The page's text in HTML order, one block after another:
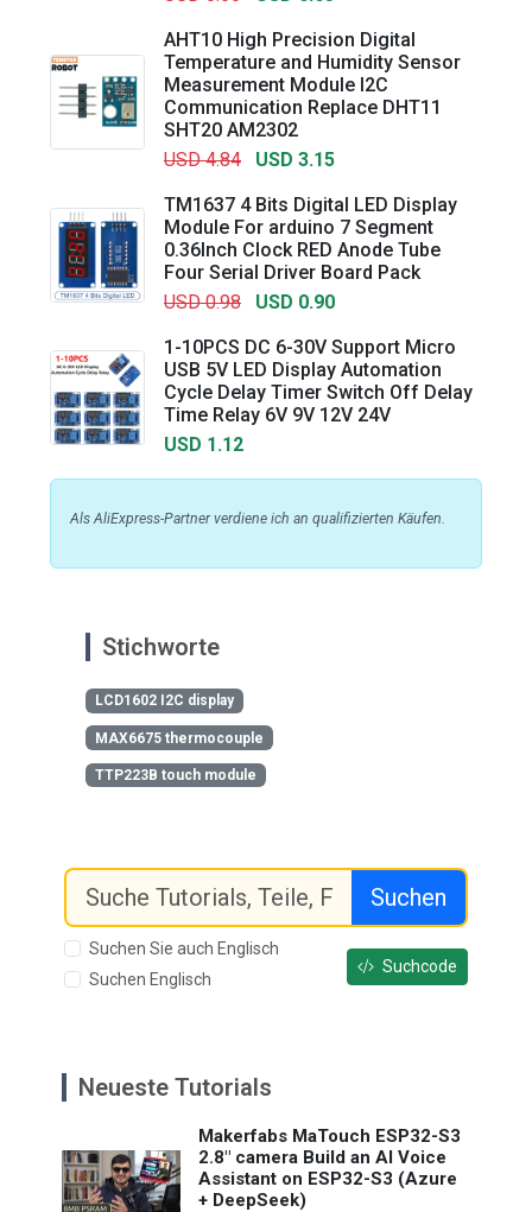
AHT10 High Precision Digital
Temperature and Humidity Sensor
Measurement Module I2C
Communication Replace DHT11
SHT20 AM2302
USD 4.84
USD 3.15
TM1637 4 Bits Digital LED Display
Module For arduino 7 Segment
0.36Inch Clock RED Anode Tube
Four Serial Driver Board Pack
USD 0.98
USD 0.90
1-10PCS DC 6-30V Support Micro
USB 5V LED Display Automation
Cycle Delay Timer Switch Off Delay
Time Relay 6V 9V 12V 24V
USD 1.12
Als AliExpress-Partner verdiene ich an qualifizierten Käufen.
Stichworte
LCD1602 I2C display
MAX6675 thermocouple
TTP223B touch module
Suchen
Suchen Sie auch Englisch
Suchen Englisch
Suchcode
Neueste Tutorials
Makerfabs MaTouch ESP32-S3
2.8" camera Build an AI Voice
Assistant on ESP32-S3 (Azure
+ DeepSeek)